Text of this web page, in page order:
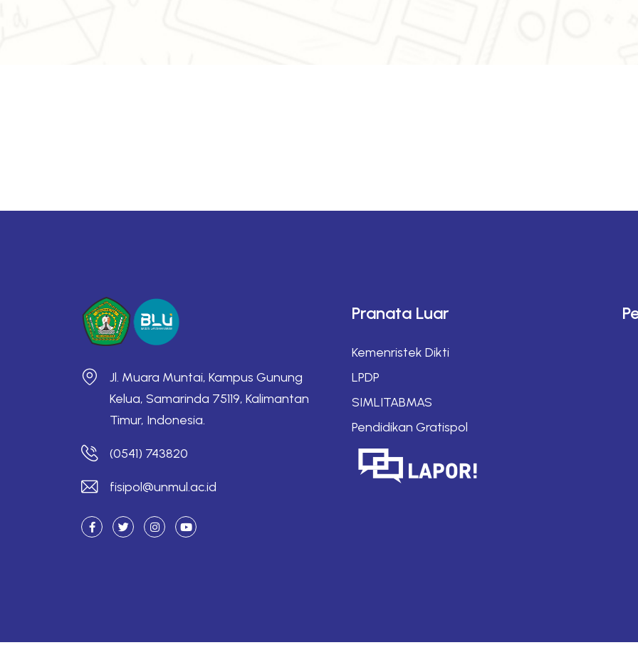
Jl. Muara Muntai, Kampus Gunung
Kelua, Samarinda 75119, Kalimantan
Timur, Indonesia.
(0541) 743820
fisipol@unmul.ac.id
Pranata Luar
Kemenristek Dikti
LPDP
SIMLITABMAS
Pendidikan Gratispol